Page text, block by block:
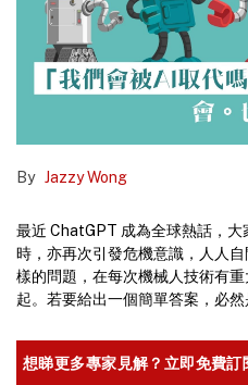
By Jazzy Wong
最近 ChatGPT 成為全球熱話，
時，亦再次引發危機意識，人人
樣的問題，在每次機械人技術有
起。若要給出一個簡單答案，必然
想睇更多專家見解？立即免費訂